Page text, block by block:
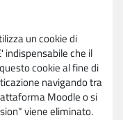
un cookie di
indispensabile che il
cookie al fine di
navigando tra
Moodle o si
viene eliminato.